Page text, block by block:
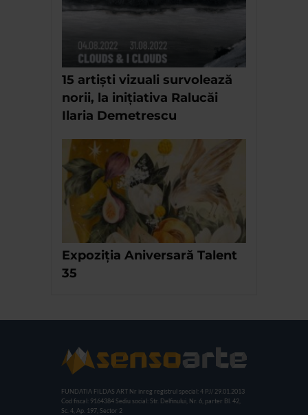
15 artiști vizuali survolează
norii, la inițiativa Ralucăi
Ilaria Demetrescu
Expoziția Aniversară Talent
35
FUNDATIA FILDAS ART Nr inreg registrul special: 4 PJ/ 29.01.2013
Cod fiscal: 9164384 Sediu social: Str. Delfinului, Nr. 6, parter Bl. 42,
Sc. 4, Ap. 197, Sector 2